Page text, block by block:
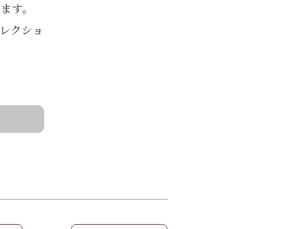
す。
クショ